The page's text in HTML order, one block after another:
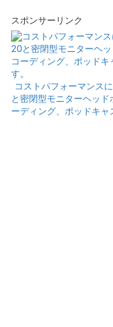
スポンサーリンク
コストパフォーマンス
と密閉型モニターヘッ
ーディング、ポッドキ